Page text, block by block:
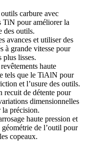
carbure avec
TiN pour améliorer la
des outils.
avances et utiliser des
à grande vitesse pour
plus lisses.
haute
tels que le TiAlN pour
et l’usure des outils.
recuit de détente pour
dimensionnelles
la précision.
haute pression et
de l’outil pour
copeaux.